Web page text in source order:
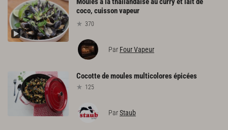
coco, cuisson vapeur
370
Par Four Vapeur
Cocottedemoulesmulticoloresépicées
125
ParStaub